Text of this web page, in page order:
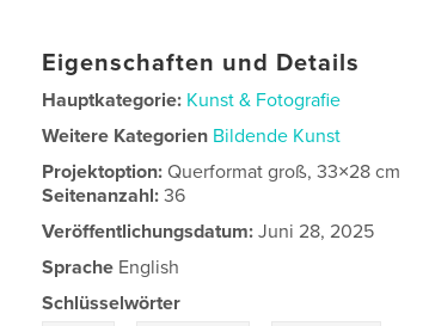
Eigenschaften und Details
Hauptkategorie: Kunst & Fotografie
Weitere Kategorien Bildende Kunst
Projektoption:Querformat groß, 33×28 cm
Seitenanzahl:36
Veröffentlichungsdatum: Juni 28, 2025
Sprache English
Schlüsselwörter